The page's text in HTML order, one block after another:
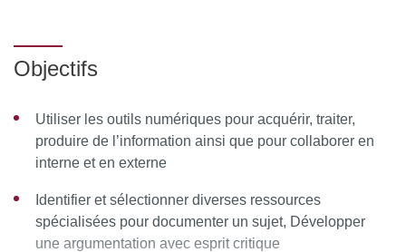
Objectifs
Utiliser les outils numériques pour acquérir, traiter,
produire de l’information ainsi que pour collaborer en
interne et en externe
Identifier et sélectionner diverses ressources
spécialisées pour documenter un sujet, Développer
une argumentation avec esprit critique